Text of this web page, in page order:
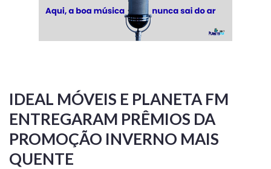
IDEAL MÓVEIS E PLANETA FM
ENTREGARAM PRÊMIOS DA
PROMOÇÃO INVERNO MAIS
QUENTE